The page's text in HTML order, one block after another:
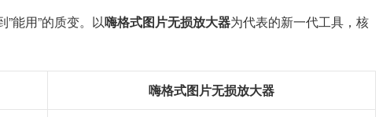
”能用”的质变。以嗨格式图片无损放大器为代表的新一代工具，核
嗨格式图片无损放大器